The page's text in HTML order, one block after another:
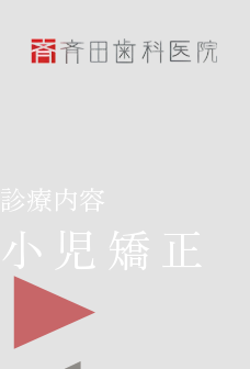
斉田歯科医院
診療内容
小児矯正